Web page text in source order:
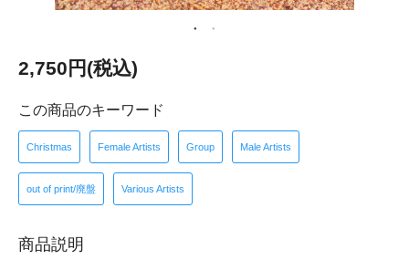
2,750円(税込)
この商品のキーワード
Christmas Female Artists Group Male Artists
out of print/廃盤 Various Artists
商品説明